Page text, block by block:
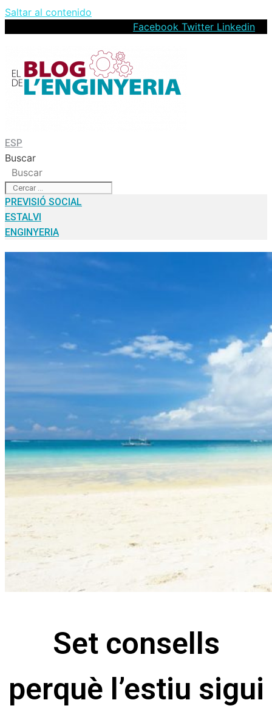
Saltar al contenido
Facebook Twitter Linkedin
ESP
Buscar
Buscar
PREVISIÓ SOCIAL
ESTALVI
ENGINYERIA
Set consells
perquè l’estiu sigui